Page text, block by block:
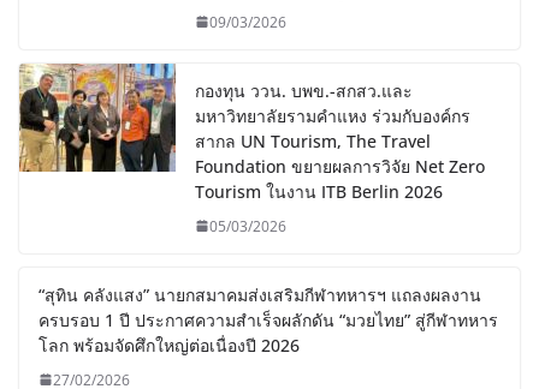
09/03/2026
กองทุน ววน. บพข.-สกสว.และ
มหาวิทยาลัยรามคำแหง ร่วมกับองค์กร
สากล UN Tourism, The Travel
Foundation ขยายผลการวิจัย Net Zero
Tourism ในงาน ITB Berlin 2026
05/03/2026
“สุทิน คลังแสง” นายกสมาคมส่งเสริมกีฬาทหารฯ แถลงผลงาน
ครบรอบ 1 ปี ประกาศความสำเร็จผลักดัน “มวยไทย” สู่กีฬาทหาร
โลก พร้อมจัดศึกใหญ่ต่อเนื่องปี 2026
27/02/2026